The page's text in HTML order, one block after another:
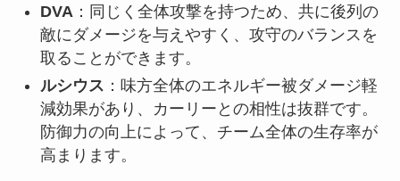
DVA：同じく全体攻撃を持つため、共に後列の
敵にダメージを与えやすく、攻守のバランスを
取ることができます。
ルシウス ：味方全体のエネルギー被ダメージ軽
減効果があり、カーリーとの相性は抜群です。
防御力の向上によって、チーム全体の生存率が
高まります。